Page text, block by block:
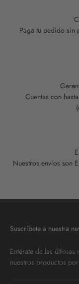
Paga tu pedido sin
Cuentas con
Nuestros envíos son
Suscríbete a nuestra
Entérate de las
nuestros productos